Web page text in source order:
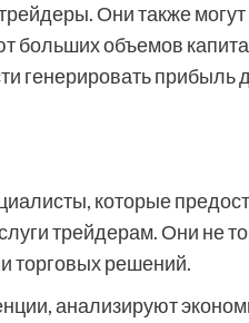
Они также
больших объемов
генерировать прибыль
которые
трейдерам. Они не
торговых решений.
анализируют